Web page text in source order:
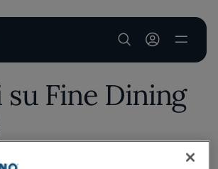
Salta al contenuto principale
User account
Fine Dining